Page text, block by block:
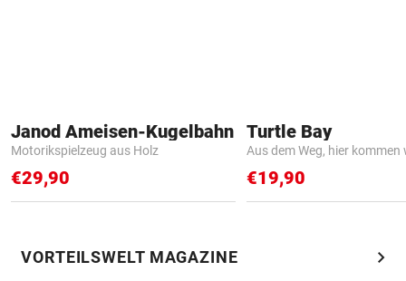
Janod Ameisen-Kugelbahn
Motorikspielzeug aus Holz
€29,90
Turtle Bay
Aus dem Weg, hier kommen
€19,90
VORTEILSWELT MAGAZINE chevron_right